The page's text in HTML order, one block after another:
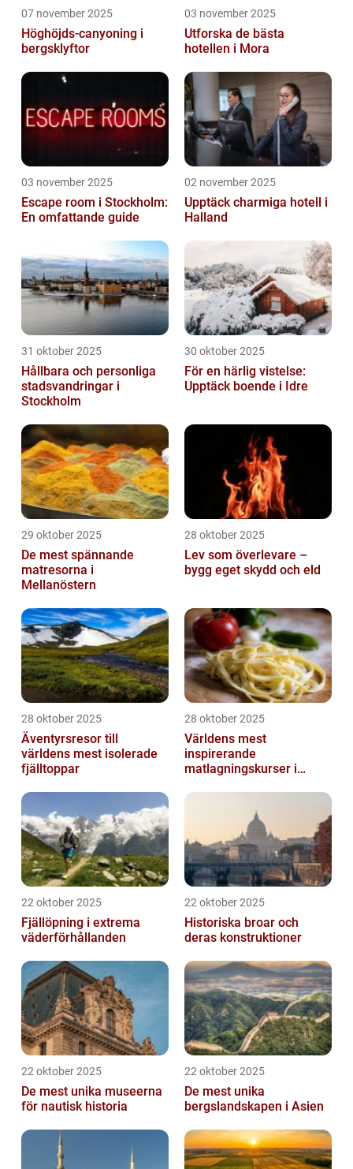
07 november 2025
Höghöjds-canyoning i
bergsklyftor
03 november 2025
Utforska de bästa
hotellen i Mora
03 november 2025
Escape room i Stockholm:
En omfattande guide
02 november 2025
Upptäck charmiga hotell i
Halland
31 oktober 2025
Hållbara och personliga
stadsvandringar i
Stockholm
30 oktober 2025
För en härlig vistelse:
Upptäck boende i Idre
29 oktober 2025
De mest spännande
matresorna i
Mellanöstern
28 oktober 2025
Lev som överlevare –
bygg eget skydd och eld
28 oktober 2025
Äventyrsresor till
världens mest isolerade
fjälltoppar
28 oktober 2025
Världens mest
inspirerande
matlagningskurser i
22 oktober 2025
Fjällöpning i extrema
väderförhållanden
22 oktober 2025
Historiska broar och
deras konstruktioner
22 oktober 2025
De mest unika museerna
för nautisk historia
22 oktober 2025
De mest unika
bergslandskapen i Asien